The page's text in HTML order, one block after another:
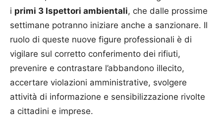
i primi 3 Ispettori ambientali, che dalle prossime
settimane potranno iniziare anche a sanzionare. Il
ruolo di queste nuove figure professionali è di
vigilare sul corretto conferimento dei rifiuti,
prevenire e contrastare l’abbandono illecito,
accertare violazioni amministrative, svolgere
attività di informazione e sensibilizzazione rivolte
a cittadini e imprese.